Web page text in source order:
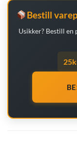
Bestill
Usikker? Bestill